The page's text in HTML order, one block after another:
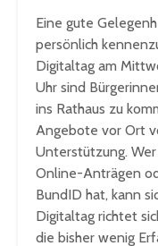
Eine gute
persönlich
Digitaltag am
Uhr sind
ins Rathaus zu
Angebote vor Ort
Unterstützung.
Online-Anträgen
BundID hat, kann
Digitaltag richtet
die bisher wenig